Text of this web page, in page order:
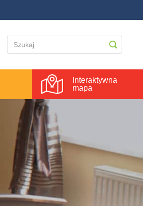
Interaktywna
mapa